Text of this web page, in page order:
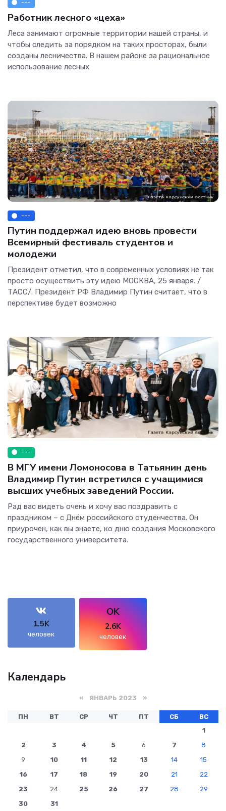
---
Работник лесного «цеха»
Леса занимают огромные территории нашей страны, и
чтобы следить за порядком на таких просторах, были
созданы лесничества. В нашем районе за рациональное
использование лесных
---
Путин поддержал идею вновь провести
Всемирный фестиваль студентов и
молодежи
Президент отметил, что в современных условиях не так
просто осуществить эту идею МОСКВА, 25 января. /
ТАСС/. Президент РФ Владимир Путин считает, что в
перспективе будет возможно
---
В МГУ имени Ломоносова в Татьянин день
Владимир Путин встретился с учащимися
высших учебных заведений России.
Рад вас видеть очень и хочу вас поздравить с
праздником – с Днём российского студенчества. Он
приурочен, как вы знаете, ко дню создания Московского
государственного университета.
1.5K
человек
OK
2.6K
человек
Календарь
« ЯНВАРЬ 2023 »
ПН ВТ СР ЧТ ПТ СБ
ВС
1
2
3 4 5 6 7
8
9
10 11 12 13 14
15
16
17 18 19 20 21
22
23
24 25 26 27 28
29
30
31